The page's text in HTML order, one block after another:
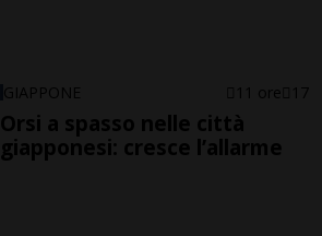
GIAPPONE 11 ore 17
Orsi a spasso nelle città
giapponesi: cresce l’allarme